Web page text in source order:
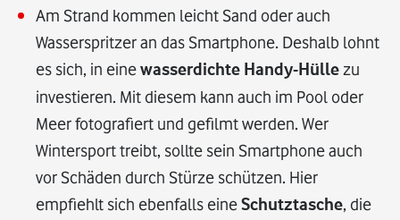
Am Strand kommen leicht Sand oder auch
Wasserspritzer an das Smartphone. Deshalb lohnt
es sich, in einewasserdichte Handy-Hüllezu
investieren. Mit diesem kann auch im Pool oder
Meer fotografiert und gefilmt werden. Wer
Wintersport treibt, sollte sein Smartphone auch
vor Schäden durch Stürze schützen. Hier
empfiehlt sich ebenfalls eineSchutztasche, die